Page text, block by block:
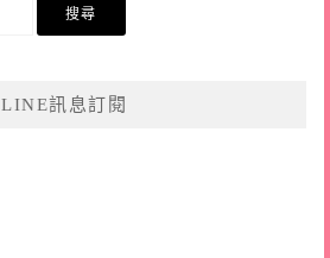
LINE訊息訂閱